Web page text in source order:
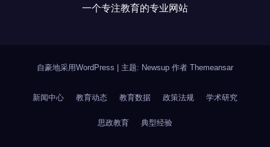
一个专注教育的专业网站
自豪地采用WordPress 主题: Newsup 作者 Themeansar
新闻中心 教育动态 教育数据 政策法规 学术研究
思政教育 典型经验